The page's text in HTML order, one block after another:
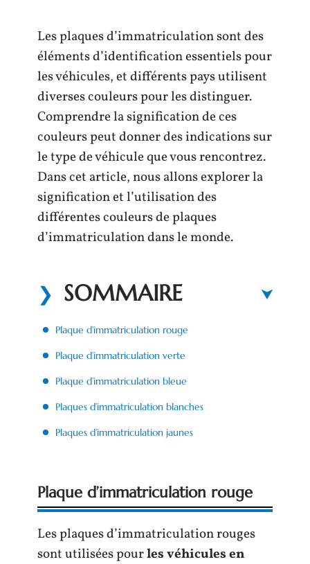
Les plaques d’immatriculation sont des
éléments d’identification essentiels pour
les véhicules, et différents pays utilisent
diverses couleurs pour les distinguer.
Comprendre la signification de ces
couleurs peut donner des indications sur
le type de véhicule que vous rencontrez.
Dans cet article, nous allons explorer la
signification et l’utilisation des
différentes couleurs de plaques
d’immatriculation dans le monde.
SOMMAIRE
Plaque d’immatriculation rouge
Plaque d’immatriculation verte
Plaque d’immatriculation bleue
Plaques d’immatriculation blanches
Plaques d’immatriculation jaunes
Plaque d’immatriculation rouge
Les plaques d’immatriculation rouges
sont utilisées pourles véhicules en